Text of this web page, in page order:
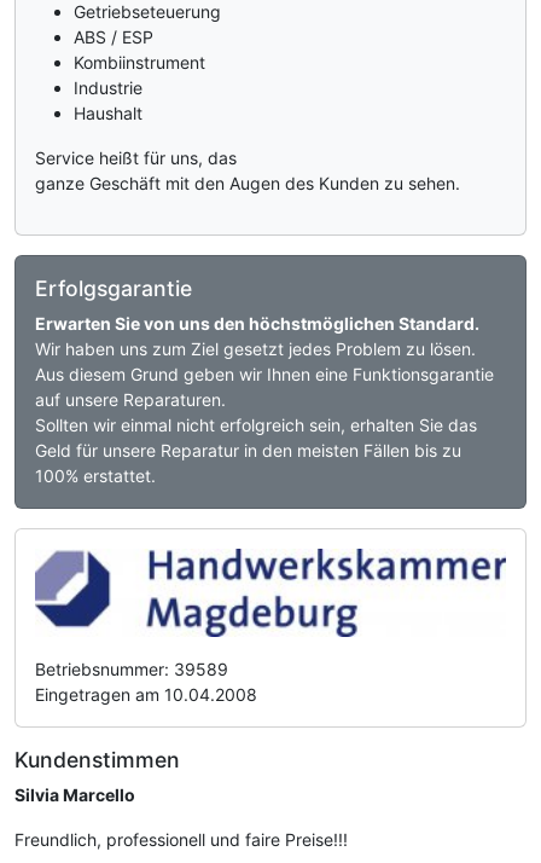
Getriebseteuerung
ABS / ESP
Kombiinstrument
Industrie
Haushalt
Service heißt für uns, das
ganze Geschäft mit den Augen des Kunden zu sehen.
Erfolgsgarantie
Erwarten Sie von uns den höchstmöglichen Standard.
Wir haben uns zum Ziel gesetzt jedes Problem zu lösen.
Aus diesem Grund geben wir Ihnen eine Funktionsgarantie
auf unsere Reparaturen.
Sollten wir einmal nicht erfolgreich sein, erhalten Sie das
Geld für unsere Reparatur in den meisten Fällen bis zu
100% erstattet.
Betriebsnummer: 39589
Eingetragen am 10.04.2008
Kundenstimmen
Silvia Marcello
Freundlich, professionell und faire Preise!!!